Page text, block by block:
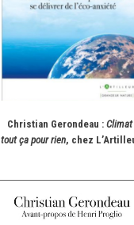
Christian Gerondeau : Climat
tout ça pour rien, chez